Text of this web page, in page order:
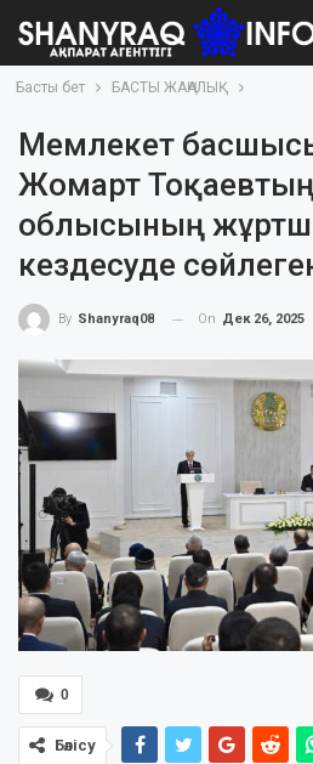
Басты бет БАСТЫ ЖАҢАЛЫҚ
Мемлекет
Жомарт
облысының
кездесуде
By Shanyraq08 On Дек 26, 2025
0
Бөлісу